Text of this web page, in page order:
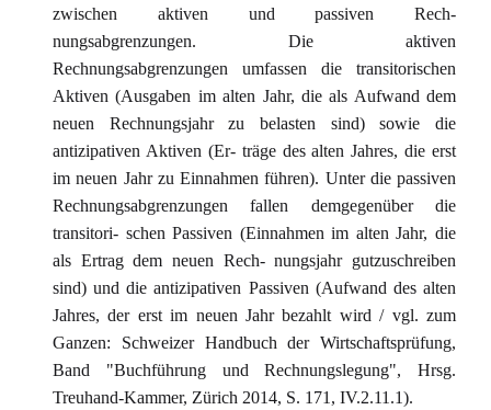
zwischen aktiven und passiven Rech-
nungsabgrenzungen. Die aktiven
Rechnungsabgrenzungen umfassen die transitorischen
Aktiven (Ausgaben im alten Jahr, die als Aufwand dem
neuen Rechnungsjahr zu belasten sind) sowie die
antizipativen Aktiven (Er- träge des alten Jahres, die erst
im neuen Jahr zu Einnahmen führen). Unter die passiven
Rechnungsabgrenzungen fallen demgegenüber die
transitori- schen Passiven (Einnahmen im alten Jahr, die
als Ertrag dem neuen Rech- nungsjahr gutzuschreiben
sind) und die antizipativen Passiven (Aufwand des alten
Jahres, der erst im neuen Jahr bezahlt wird / vgl. zum
Ganzen: Schweizer Handbuch der Wirtschaftsprüfung,
Band "Buchführung und Rechnungslegung", Hrsg.
Treuhand-Kammer, Zürich 2014, S. 171, IV.2.11.1).